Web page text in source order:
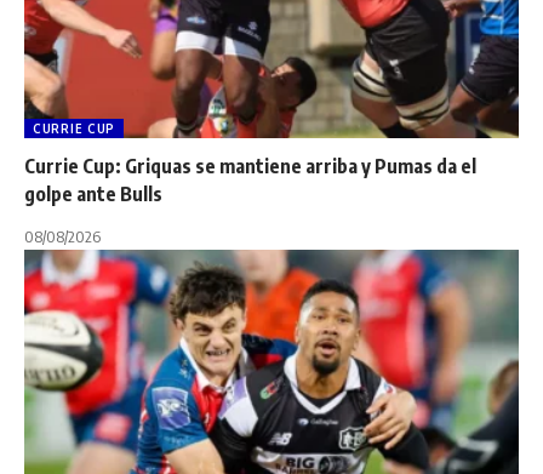
CURRIE CUP
Currie Cup: Griquas se mantiene arriba y Pumas da el
golpe ante Bulls
08/08/2026